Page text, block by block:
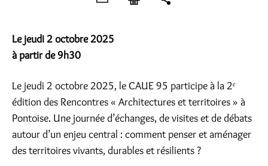
Le jeudi 2 octobre 2025
à partir de 9h30
Le jeudi 2 octobre 2025, le CAUE 95 participe à la 2ᵉ
édition des Rencontres « Architectures et territoires » à
Pontoise. Une journée d’échanges, de visites et de débats
autour d’un enjeu central : comment penser et aménager
des territoires vivants, durables et résilients ?